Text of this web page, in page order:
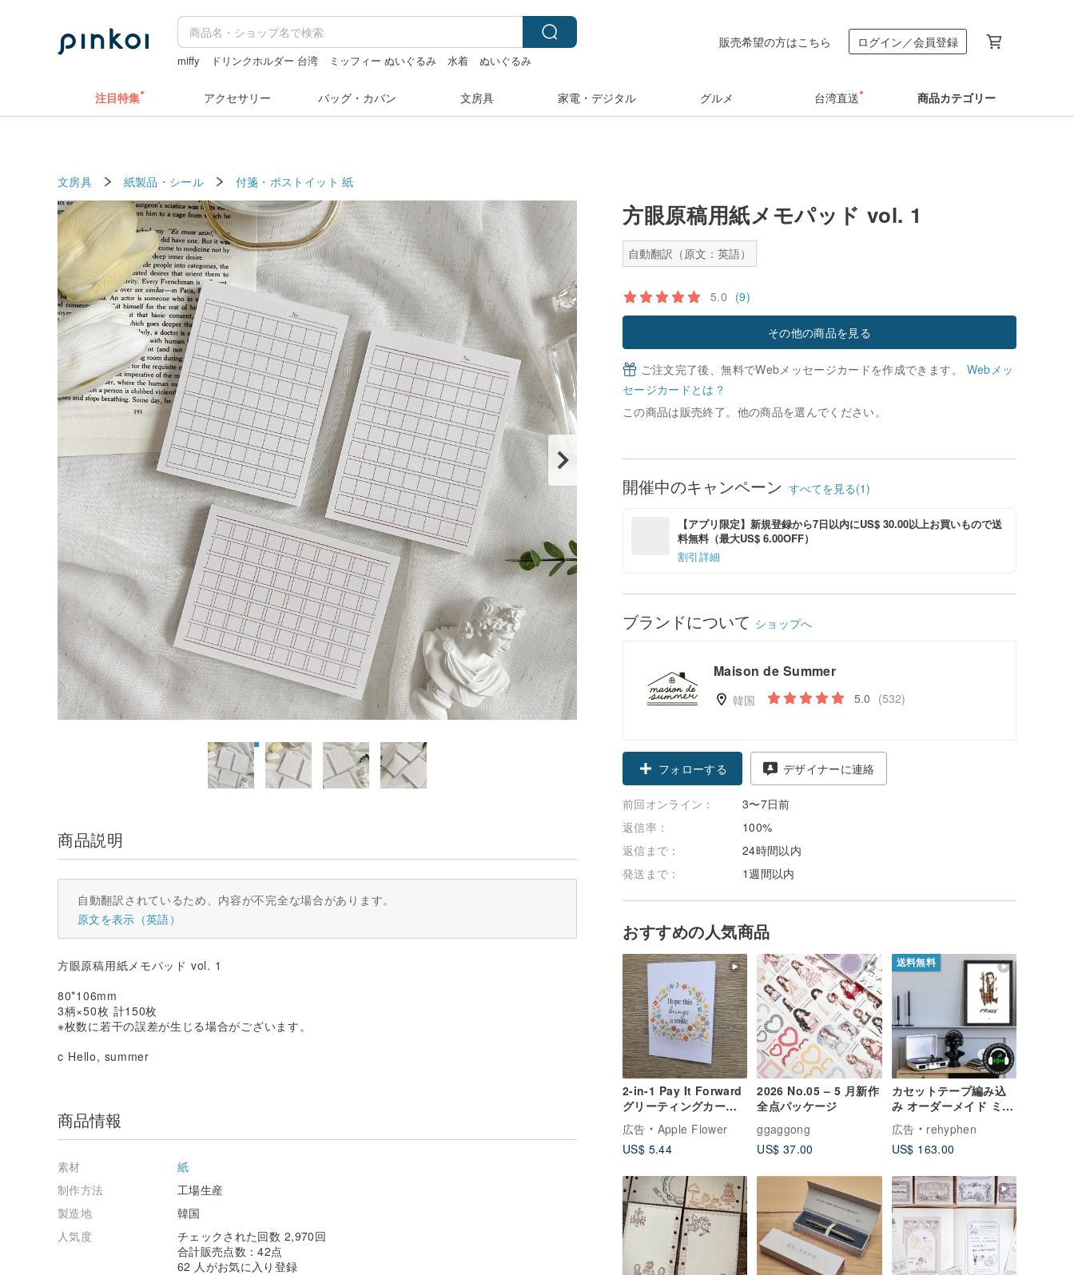
miffy ドリンクホルダー 台湾 ミッフィー ぬいぐるみ 水着
ぬいぐるみ
販売希望の方はこちら ログイン／会員登録
注目特集 アクセサリー バッグ・カバン 文房具 家電・デジタル グルメ 台湾直送 商品カテゴリー
文房具 紙製品・シール 付箋・ポストイット 紙
方眼原稿用紙メモパッド vol. 1
自動翻訳（原文：英語）
5.0 (9)
その他の商品を見る
ご注文完了後、無料でWebメッセージカードを作成できます。 Webメッ
セージカードとは？
この商品は販売終了。他の商品を選んでください。
開催中のキャンペーン すべてを見る(1)
【アプリ限定】新規登録から7日以内にUS$ 30.00以上お買いもので送
料無料（最大US$ 6.00OFF）
割引詳細
ブランドについて ショップへ
Maison de Summer
韓国 5.0 (532)
フォローする デザイナーに連絡
前回オンライン：
3〜7日前
返信率：
100%
返信まで：
24時間以内
発送まで：
1週間以内
おすすめの人気商品
2-in-1 Pay It Forward
グリーティングカード |
再利用可能なカード＆
ポストカード | A6
広告
Apple Flower
US$ 5.44
2026 No.05 – 5 月新作
全点パッケージ
ggaggong
US$ 37.00
送料無料
カセットテープ編み込
み オーダーメイド ミュ
ージシャンポートレー
ト | 音楽好きへの誕生
日プレゼント | ロマン
プギフト
広告
rehyphen
US$ 163.00
商品説明
自動翻訳されているため、内容が不完全な場合があります。
原文を表示（英語）
方眼原稿用紙メモパッド vol. 1
80*106mm
3柄×50枚 計150枚
※枚数に若干の誤差が生じる場合がございます。
c Hello, summer
商品情報
素材
紙
制作方法
工場生産
製造地
韓国
人気度
チェックされた回数 2,970回
合計販売点数：42点
62 人がお気に入り登録